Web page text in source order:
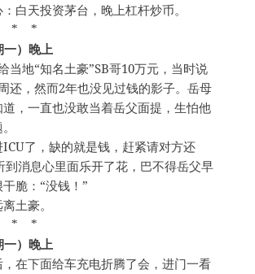
白天投资茅台，晚上杠杆炒币。
* *
一）晚上
当地“知名土豪”SB哥10万元，当时说
还，然而2年也没见过钱的影子。岳母
，一直也没敢当着岳父面提，生怕他
了，缺的就是钱，赶紧请对方还
到消息心里面乐开了花，巴不得岳父早
脆：“没钱！”
土豪。
* *
一）晚上
在下面给车充电折腾了会，进门一看